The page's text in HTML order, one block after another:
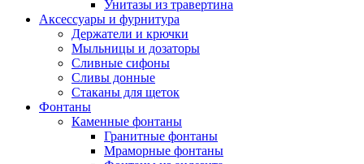
Унитазы из травертина
Аксессуары и фурнитура
Держатели и крючки
Мыльницы и дозаторы
Сливные сифоны
Сливы донные
Стаканы для щеток
Фонтаны
Каменные фонтаны
Гранитные фонтаны
Мраморные фонтаны